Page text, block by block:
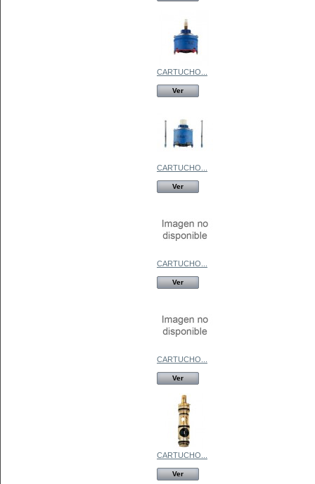
CARTUCHO...
Ver
CARTUCHO...
Ver
CARTUCHO...
Ver
CARTUCHO...
Ver
CARTUCHO...
Ver